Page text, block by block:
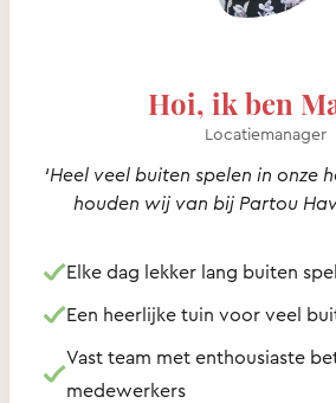
Hoi, ik ben
Locatiemanager
‘Heel veel buiten spelen in onze
houden wij van bij Partou
Elke dag lekker lang buiten
Een heerlijke tuin voor veel
Vast team met enthousiaste
medewerkers